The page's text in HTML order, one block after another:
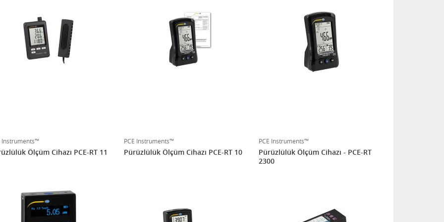
Instruments™
Ölçüm Cihazı PCE-RT 11
PCE Instruments™
Pürüzlülük Ölçüm Cihazı PCE-RT 10
PCE Instruments™
Pürüzlülük Ölçüm Cihazı - PCE-RT
2300